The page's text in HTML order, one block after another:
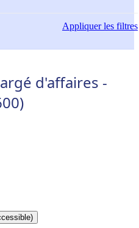
Appliquerles filtres
d'affaires -